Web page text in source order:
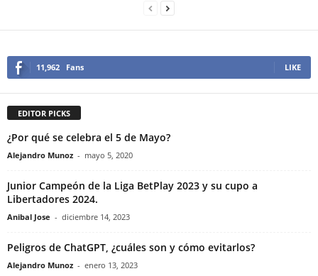
11,962 Fans LIKE
EDITOR PICKS
¿Por qué se celebra el 5 de Mayo?
Alejandro Munoz - mayo 5, 2020
Junior Campeón de la Liga BetPlay 2023 y su cupo a
Libertadores 2024.
Anibal Jose - diciembre 14, 2023
Peligros de ChatGPT, ¿cuáles son y cómo evitarlos?
Alejandro Munoz - enero 13, 2023